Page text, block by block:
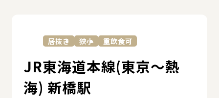
居抜き 狭小 重飲食可
JR東海道本線(東京～熱
海) 新橋駅